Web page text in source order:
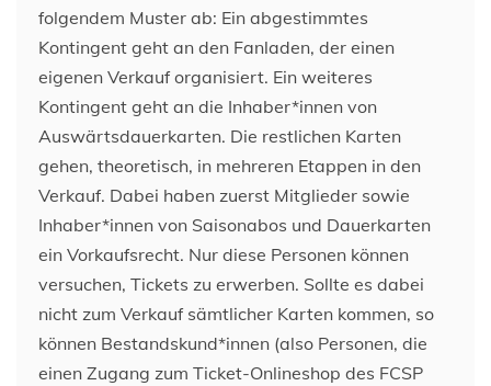
folgendem Muster ab: Ein abgestimmtes
Kontingent geht an den Fanladen, der einen
eigenen Verkauf organisiert. Ein weiteres
Kontingent geht an die Inhaber*innen von
Auswärtsdauerkarten. Die restlichen Karten
gehen, theoretisch, in mehreren Etappen in den
Verkauf. Dabei haben zuerst Mitglieder sowie
Inhaber*innen von Saisonabos und Dauerkarten
ein Vorkaufsrecht. Nur diese Personen können
versuchen, Tickets zu erwerben. Sollte es dabei
nicht zum Verkauf sämtlicher Karten kommen, so
können Bestandskund*innen (also Personen, die
einen Zugang zum Ticket-Onlineshop des FCSP